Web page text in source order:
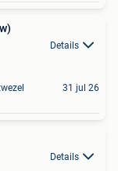
Details
31 jul 26
Details